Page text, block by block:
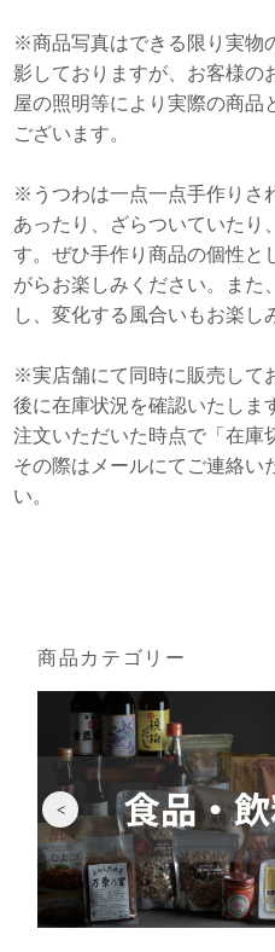
※商品写真はできる限り実物
影しておりますが、お客様の
屋の照明等により実際の商品
ございます。
※うつわは一点一点手作りさ
あったり、ざらついていたり
す。ぜひ手作り商品の個性と
がらお楽しみください。また
し、変化する風合いもお楽し
※実店舗にて同時に販売して
後に在庫状況を確認いたしま
注文いただいた時点で「在庫
その際はメールにてご連絡い
い。
商品カテゴリー
<